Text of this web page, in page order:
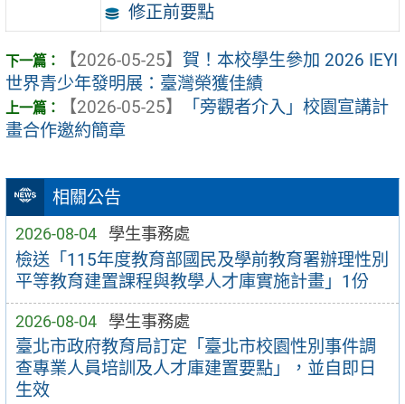
相關公告
2026-08-04 學生事務處
檢送「115年度教育部國民及學前教育署辦理性別
平等教育建置課程與教學人才庫實施計畫」1份
2026-08-04 學生事務處
臺北市政府教育局訂定「臺北市校園性別事件調
查專業人員培訓及人才庫建置要點」，並自即日
生效
修正前要點
【2026-05-25】 賀！本校學生參加 2026 IEYI
世界青少年發明展：臺灣榮獲佳績
【2026-05-25】
「旁觀者介入」校園宣講計
畫合作邀約簡章